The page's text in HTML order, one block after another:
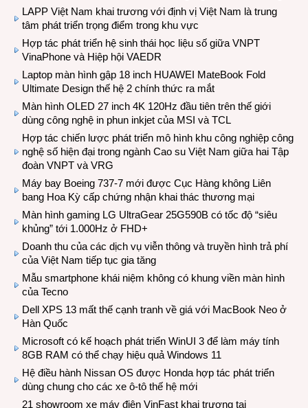
LAPP Việt Nam khai trương với định vị Việt Nam là trung
tâm phát triển trọng điểm trong khu vực
Hợp tác phát triển hệ sinh thái học liệu số giữa VNPT
VinaPhone và Hiệp hội VAEDR
Laptop màn hình gập 18 inch HUAWEI MateBook Fold
Ultimate Design thế hệ 2 chính thức ra mắt
Màn hình OLED 27 inch 4K 120Hz đầu tiên trên thế giới
dùng công nghệ in phun inkjet của MSI và TCL
Hợp tác chiến lược phát triển mô hình khu công nghiệp công
nghệ số hiện đại trong ngành Cao su Việt Nam giữa hai Tập
đoàn VNPT và VRG
Máy bay Boeing 737-7 mới được Cục Hàng không Liên
bang Hoa Kỳ cấp chứng nhận khai thác thương mại
Màn hình gaming LG UltraGear 25G590B có tốc độ “siêu
khủng” tới 1.000Hz ở FHD+
Doanh thu của các dịch vụ viễn thông và truyền hình trả phí
của Việt Nam tiếp tục gia tăng
Mẫu smartphone khái niệm không có khung viền màn hình
của Tecno
Dell XPS 13 mất thế cạnh tranh về giá với MacBook Neo ở
Hàn Quốc
Microsoft có kế hoạch phát triển WinUI 3 để làm máy tính
8GB RAM có thể chạy hiệu quả Windows 11
Hệ điều hành Nissan OS được Honda hợp tác phát triển
dùng chung cho các xe ô-tô thế hệ mới
21 showroom xe máy điện VinFast khai trương tại